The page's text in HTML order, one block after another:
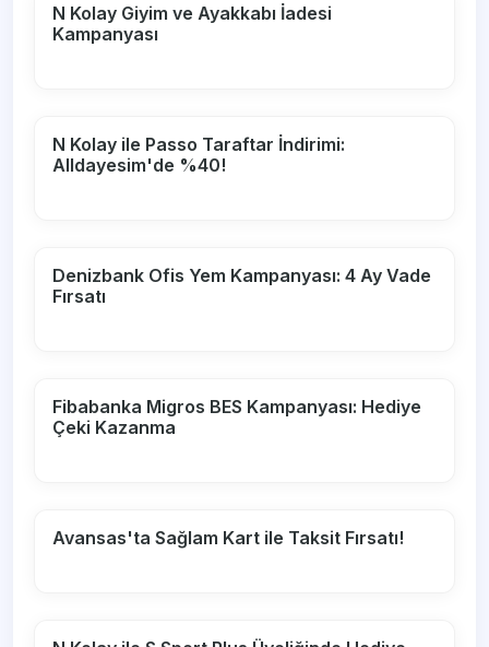
N Kolay Giyim ve Ayakkabı İadesi
Kampanyası
N Kolay ile Passo Taraftar İndirimi:
Alldayesim'de %40!
Denizbank Ofis Yem Kampanyası: 4 Ay Vade
Fırsatı
Fibabanka Migros BES Kampanyası: Hediye
Çeki Kazanma
Avansas'ta Sağlam Kart ile Taksit Fırsatı!